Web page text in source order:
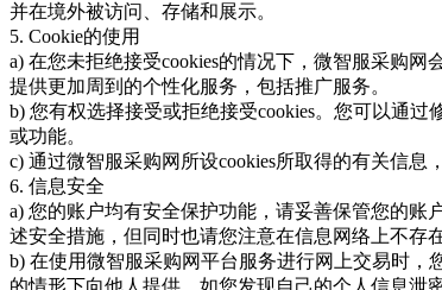
并在境外被访问、存储和展示。
5. Cookie的使用
a) 在您未拒绝接受cookies的情况下，微智服采购
提供更加周到的个性化服务，包括推广服务。
b) 您有权选择接受或拒绝接受cookies。您可以通
或功能。
c) 通过微智服采购网所设cookies所取得的有关信息
6. 信息安全
a) 您的账户均有安全保护功能，请妥善保管您的
述安全措施，但同时也请您注意在信息网络上不存
b) 在使用微智服采购网平台服务进行网上交易时